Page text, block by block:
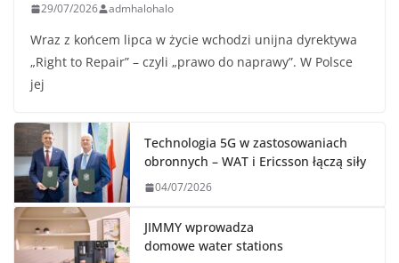
29/07/2026 admhalohalo
Wraz z końcem lipca w życie wchodzi unijna dyrektywa
„Right to Repair” – czyli „prawo do naprawy”. W Polsce
jej
Technologia 5G w zastosowaniach
obronnych – WAT i Ericsson łączą siły
04/07/2026
JIMMY wprowadza
domowe water stations